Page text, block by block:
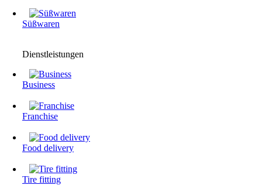
Süßwaren
Dienstleistungen
Business
Franchise
Food delivery
Tire fitting